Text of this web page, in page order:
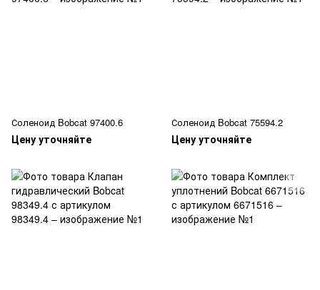
Соленоид Bobcat 97400.6
Цену уточняйте
Соленоид Bobcat 75594.2
Цену уточняйте